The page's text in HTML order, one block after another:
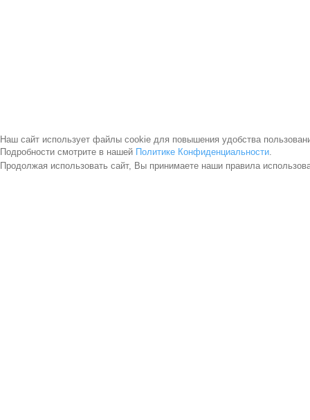
Наш сайт использует файлы cookie для повышения удобства
Подробности смотрите в нашей Политике Конфиденциальности.
Продолжая использовать сайт, Вы принимаете наши правила